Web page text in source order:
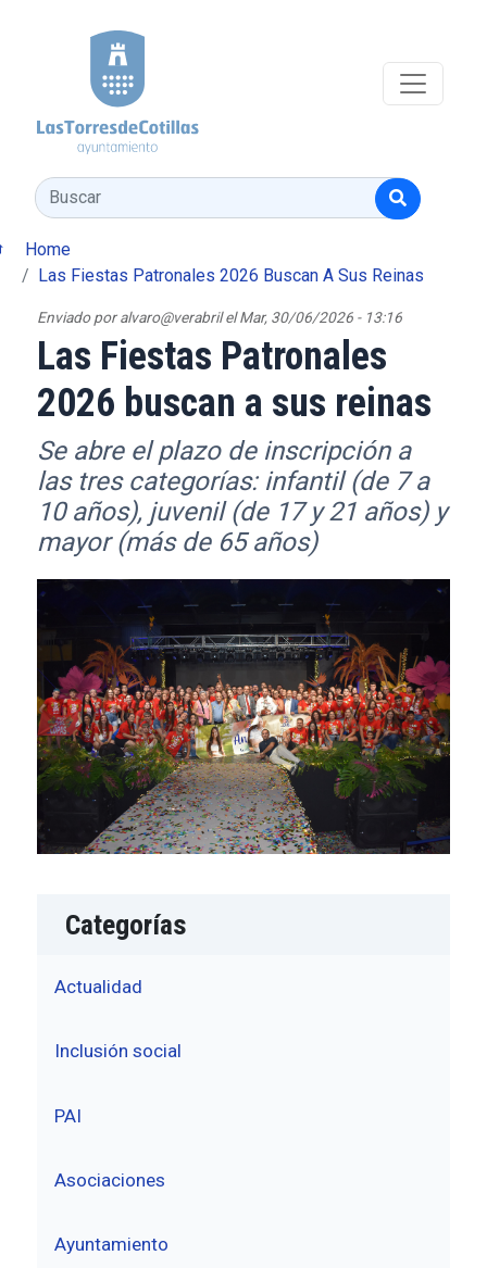
Buscar
Home
Las Fiestas Patronales 2026 Buscan A Sus Reinas
Enviado poralvaro@verabril elMar, 30/06/2026 - 13:16
Las Fiestas Patronales
2026 buscan a sus reinas
Se abre el plazo de inscripción a
las tres categorías: infantil (de 7 a
10 años), juvenil (de 17 y 21 años) y
mayor (más de 65 años)
Categorías
Actualidad
Inclusión social
PAI
Asociaciones
Ayuntamiento